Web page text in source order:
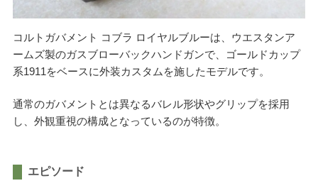
くれいも屋について
会社概要
オンラインショップ
コルトガバメント コブラ ロイヤルブルーは、ウエスタンア
ームズ製のガスブローバックハンドガンで、ゴールドカップ
系1911をベースに外装カスタムを施したモデルです。
通常のガバメントとは異なるバレル形状やグリップを採用
し、外観重視の構成となっているのが特徴。
エピソード